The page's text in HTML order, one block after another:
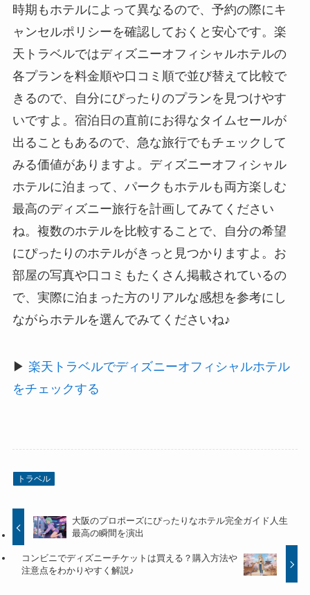
時期もホテルによって異なるので、予約の際にキ
ャンセルポリシーを確認しておくと安心です。楽
天トラベルではディズニーオフィシャルホテルの
各プランを料金順や口コミ順で並び替えて比較で
きるので、自分にぴったりのプランを見つけやす
いですよ。宿泊日の直前にお得なタイムセールが
出ることもあるので、急な旅行でもチェックして
みる価値がありますよ。ディズニーオフィシャル
ホテルに泊まって、パークもホテルも両方楽しむ
最高のディズニー旅行を計画してみてください
ね。複数のホテルを比較することで、自分の希望
にぴったりのホテルがきっと見つかりますよ。お
部屋の写真や口コミもたくさん掲載されているの
で、実際に泊まった方のリアルな感想を参考にし
ながらホテルを選んでみてくださいね♪
▶ 楽天トラベルでディズニーオフィシャルホテル
をチェックする
トラベル
大阪のプロポーズにぴったりなホテル完全ガイド人生
最高の瞬間を演出
コンビニでディズニーチケットは買える？購入方法や
注意点をわかりやすく解説♪